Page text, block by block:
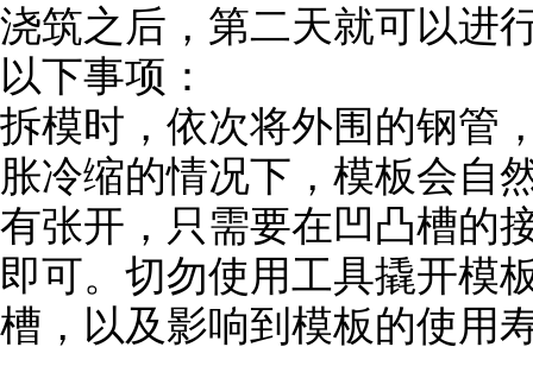
浇筑之后，第二天就可以进
以下事项：
拆模时，依次将外围的钢管
胀冷缩的情况下，模板会自
有张开，只需要在凹凸槽的
即可。切勿使用工具撬开模
槽，以及影响到模板的使用